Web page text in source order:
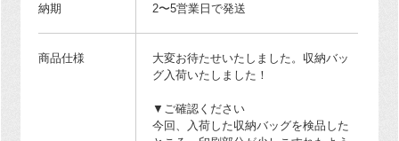
納期 2〜5営業日で発送
商品仕様
大変お待たせいたしました。収納バッ
グ入荷いたしました！
▼ご確認ください
今回、入荷した収納バッグを検品した